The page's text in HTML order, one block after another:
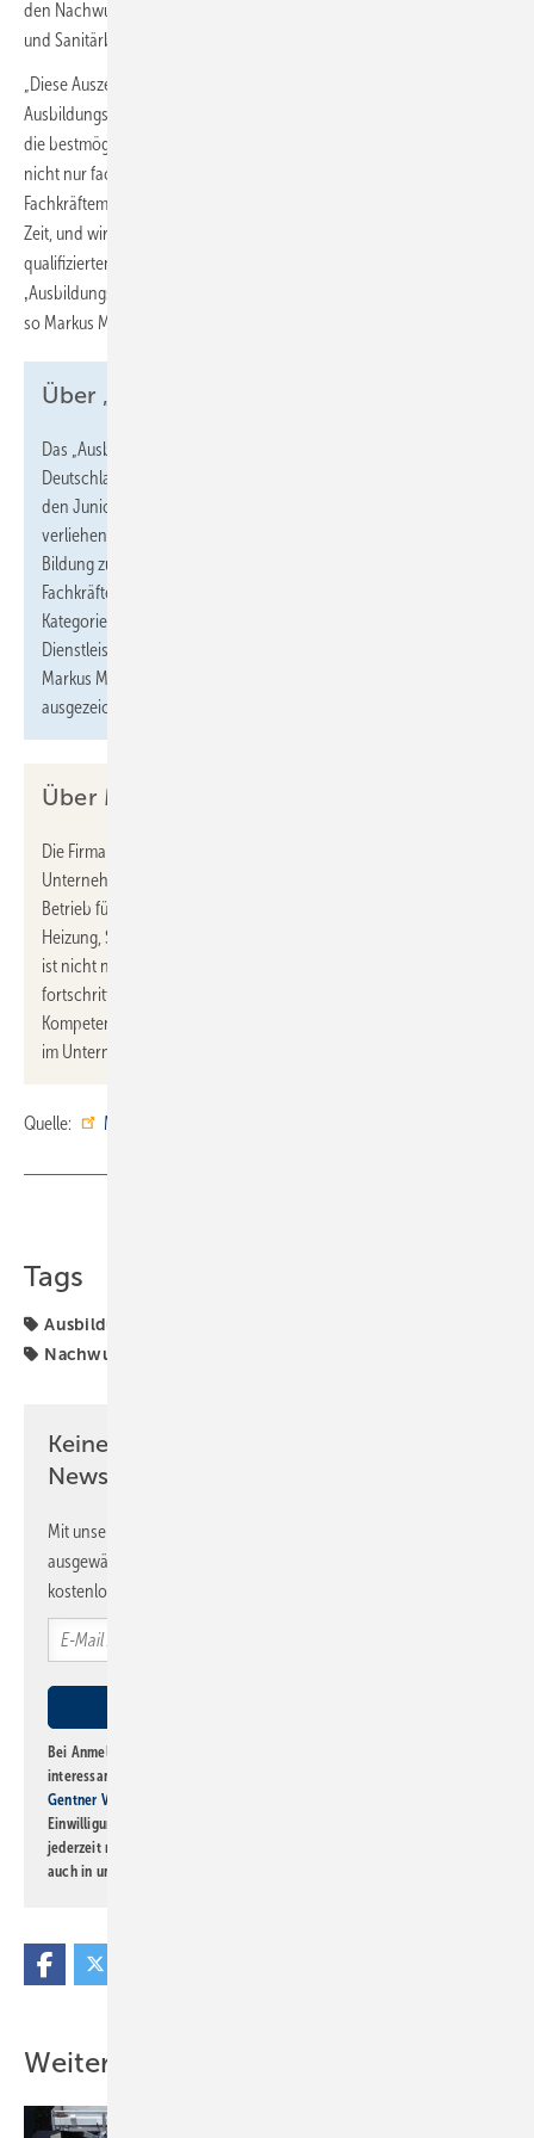
den Nachwuchs optimal auf die Herausforderungen in der Heizungs-
und Sanitärbranche vorbereiten.
„Diese Auszeichnung ist eine großartige Bestätigung unserer
Ausbildungsarbeit. Wir legen großen Wert darauf, jungen Menschen
die bestmögliche Unterstützung und Förderung zu bieten, damit sie
nicht nur fachlich, sondern auch persönlich wachsen können. Der
Fachkräftemangel ist eine der größten Herausforderungen unserer
Zeit, und wir sehen es als unsere Pflicht an, aktiv daran mitzuwirken,
qualifizierten Nachwuchs zu fördern. Dass wir dafür nun mit dem
‚Ausbildungs-Ass 2024‘ geehrt werden, macht uns besonders stolz“,
so Markus Mack, Geschäftsführer des Unternehmens.
Über „Ausbildungs-Ass“
Das „Ausbildungs-Ass“ wird von den Wirtschaftsjunioren
Deutschland gemeinsam mit der INTER Versicherungsgruppe,
den Junioren des Handwerks und dem
verliehen. Ziel des Preises ist es, neue Ansätze in der beruflichen
Bildung zu fördern und Best Practices zu teilen, um den
Fachkräftemangel zu bekämpfen. Die Preisträger werden in drei
Kategorien ausgezeichnet: „Industrie, Handel und
Dienstleistungen“, „Handwerk“ sowie „Ausbildungsinitiativen“.
Markus Mack Heizung Sanitär wurde in der Kategorie „Handwerk“
ausgezeichnet.
Über Markus Mack Heizung Sanitär
Die Firma Markus Mack Heizung Sanitär ist ein familiengeführtes
Unternehmen mit Sitz in Michelbach. Seit fast 8 Jahren steht der
Betrieb für Qualität und Zuverlässigkeit in den Bereichen
Heizung, Sanitär und erneuerbare Energien. Das Unternehmen
ist nicht nur regional verwurzelt, sondern auch bekannt für seine
fortschrittliche Ausrichtung im Handwerk. Neben der fachlichen
Kompetenz spielt die Nachwuchsförderung eine zentrale Rolle
im Unternehmensleitbild.
Quelle: Markus Mack Heizung Sanitär
Tags
Ausbildung
Nachwuchskräfte
Keine Zeit? Kein Problem mit dem SBZ
Newsletter!
Mit unserem Newsletter erhalten Sie regelmäßig von uns
ausgewählte Informationen und Neuigkeiten, gebündelt und
kostenlos direkt ins Postfach.
Bei Anmeldung zu diesem Newsletter bin ich damit einverstanden, über
interessante Verlags- und Online-Angebote
Gentner Verlag GmbH & Co. KG
Einwilligung kann ich jederzeit widerrufen und eine Abmeldung ist
jederzeit möglich. Informationen zum Umgang mit Daten finden Sie
auch in unserer
Weitere Inhalte